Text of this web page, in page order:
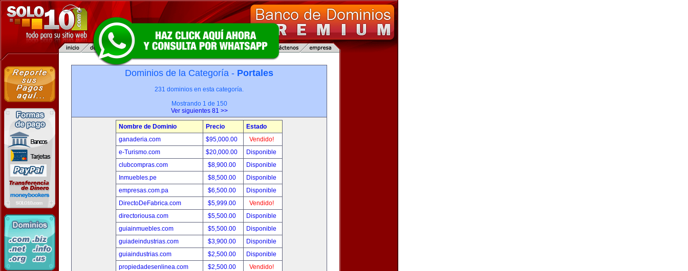
Dominios de la Categoría - Portales
231 dominios en esta categoría.
Mostrando 1 de 150
Ver siguientes 81 >>
Nombre de Dominio Precio
Estado
ganaderia.com
$95,000.00
Vendido!
e-Turismo.com
$20,000.00
Disponible
clubcompras.com
$8,900.00
Disponible
Inmuebles.pe
$8,500.00
Disponible
empresas.com.pa
$6,500.00
Disponible
DirectoDeFabrica.com
$5,999.00
Vendido!
directoriousa.com
$5,500.00
Disponible
guiainmuebles.com
$5,500.00
Disponible
guiadeindustrias.com
$3,900.00
Disponible
guiaindustrias.com
$2,500.00
Disponible
propiedadesenlinea.com
$2,500.00
Vendido!